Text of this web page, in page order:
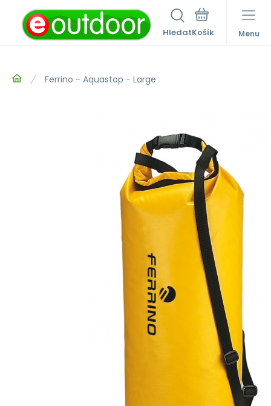
Hledat Menu
Ferrino - Aquastop - Large